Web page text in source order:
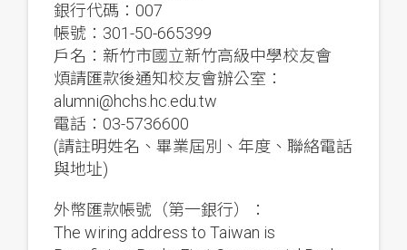
銀行代碼：007
帳號：301-50-665399
戶名：新竹市國立新竹高級中學校友會
煩請匯款後通知校友會辦公室：
alumni@hchs.hc.edu.tw
電話：03-5736600
(請註明姓名、畢業屆別、年度、聯絡電話
與地址)
外幣匯款帳號（第一銀行）：
The wiring address to Taiwan is